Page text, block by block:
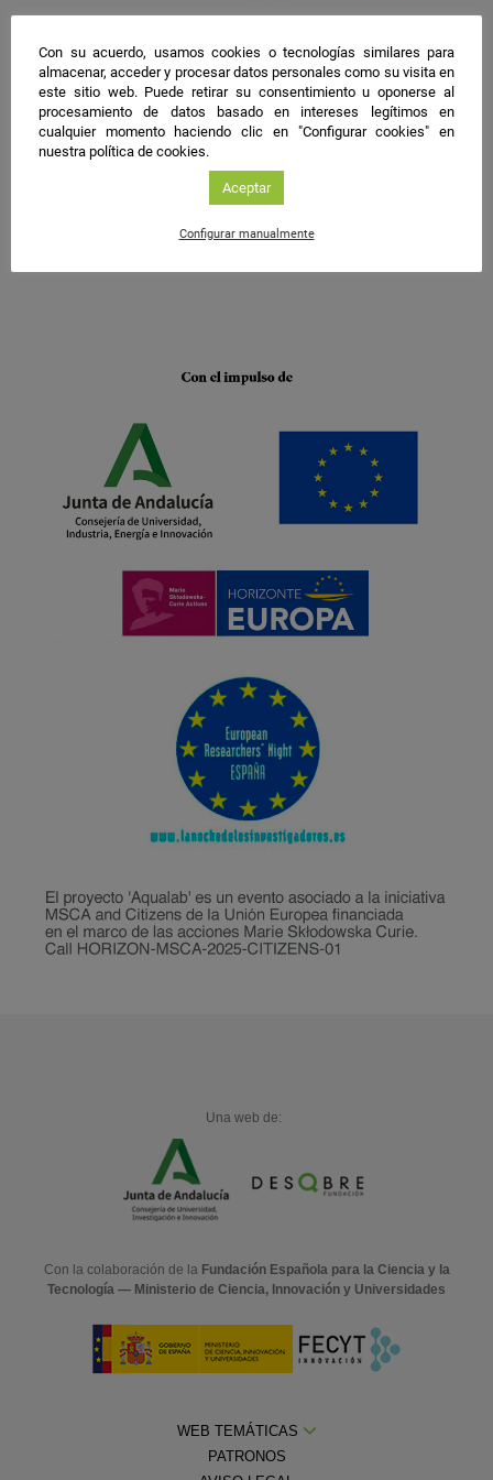
Una web de:
Con la colaboración de la Fundación Española para la Ciencia y la
Tecnología — Ministerio de Ciencia, Innovación y Universidades
WEB TEMÁTICAS
PATRONOS
Con su acuerdo, usamos cookies o tecnologías similares para
almacenar, acceder y procesar datos personales como su visita en
este sitio web. Puede retirar su consentimiento u oponerse al
procesamiento de datos basado en intereses legítimos en
cualquier momento haciendo clic en "Configurar cookies" en
nuestra política de cookies.
Aceptar
Configurar manualmente